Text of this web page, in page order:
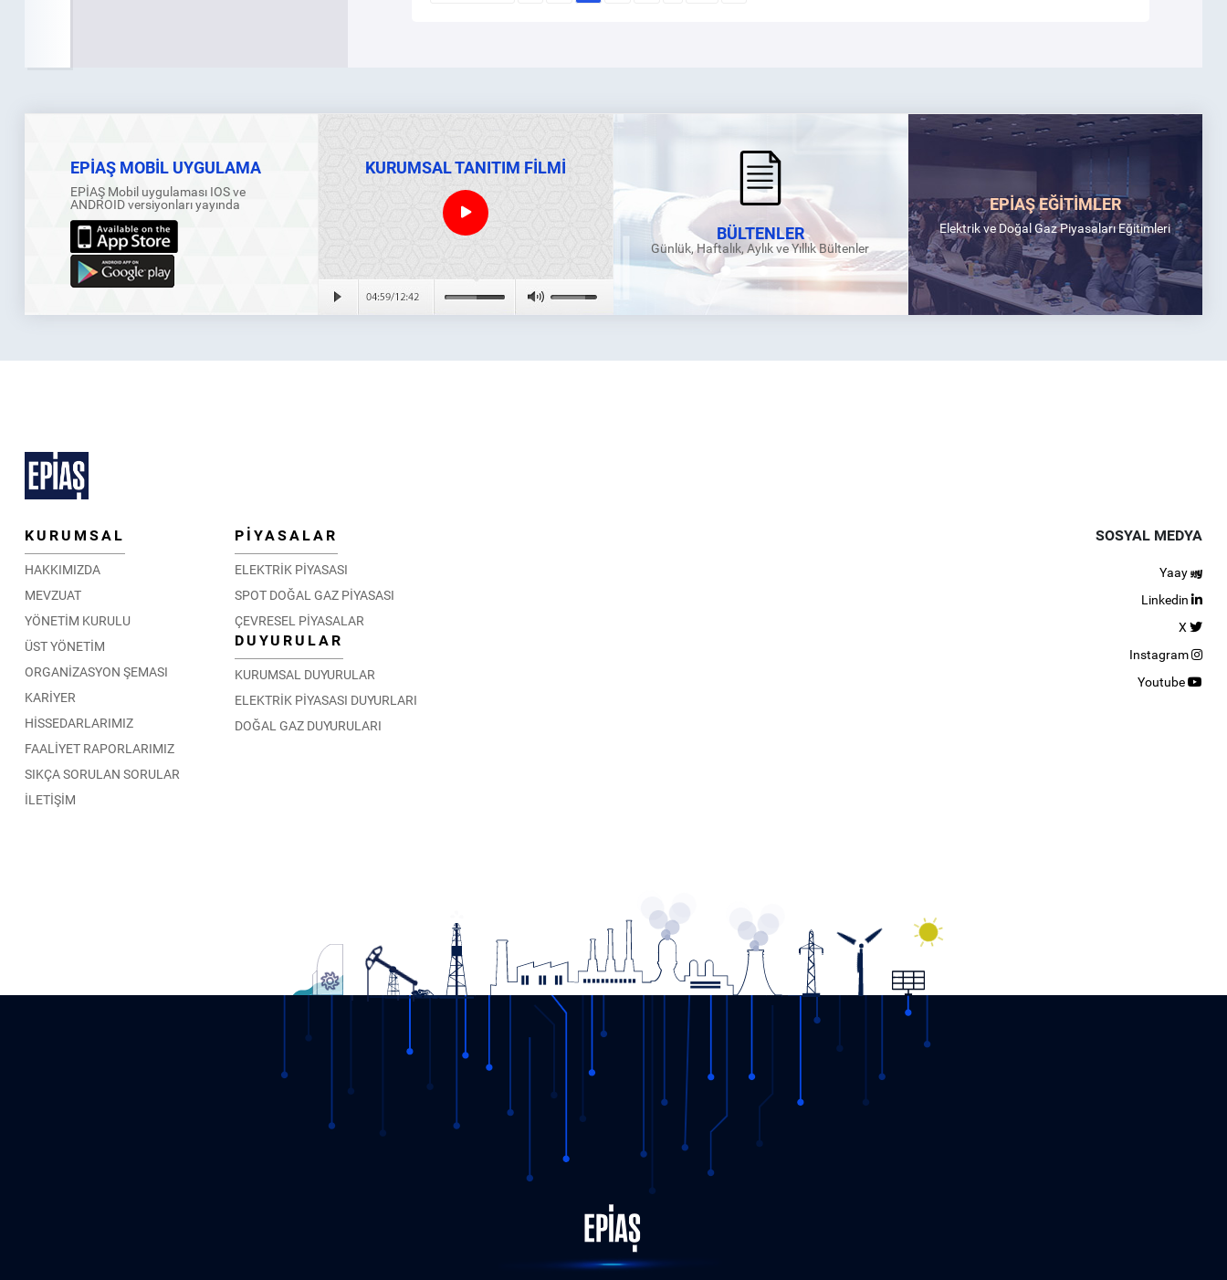
EPİAŞ MOBİL UYGULAMA
EPİAŞ Mobil uygulaması IOS ve
ANDROID versiyonları yayında
KURUMSAL TANITIM FİLMİ
BÜLTENLER
Günlük, Haftalık, Aylık ve Yıllık Bültenler
EPİAŞ EĞİTİMLER
Elektrik ve Doğal Gaz Piyasaları Eğitimleri
KURUMSAL
HAKKIMIZDA
MEVZUAT
YÖNETİM KURULU
ÜST YÖNETİM
ORGANİZASYON ŞEMASI
KARİYER
HİSSEDARLARIMIZ
FAALİYET RAPORLARIMIZ
SIKÇA SORULAN SORULAR
İLETİŞİM
PİYASALAR
ELEKTRİK PİYASASI
SPOT DOĞAL GAZ PİYASASI
ÇEVRESEL PİYASALAR
DUYURULAR
KURUMSAL DUYURULAR
ELEKTRİK PİYASASI DUYURLARI
DOĞAL GAZ DUYURULARI
SOSYAL MEDYA
Yaay
Linkedin
X
Instagram
Youtube